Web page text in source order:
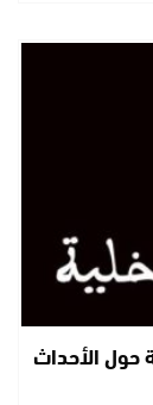
حول الأحداث